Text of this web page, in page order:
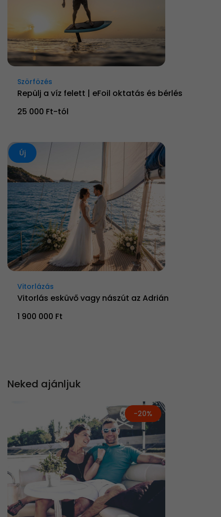
Szörfözés
Repülj a víz felett | eFoil oktatás és bérlés
25 000 Ft-tól
Új
Vitorlázás
Vitorlás esküvő vagy nászút az Adrián
1 900 000 Ft
Neked ajánljuk
-20%